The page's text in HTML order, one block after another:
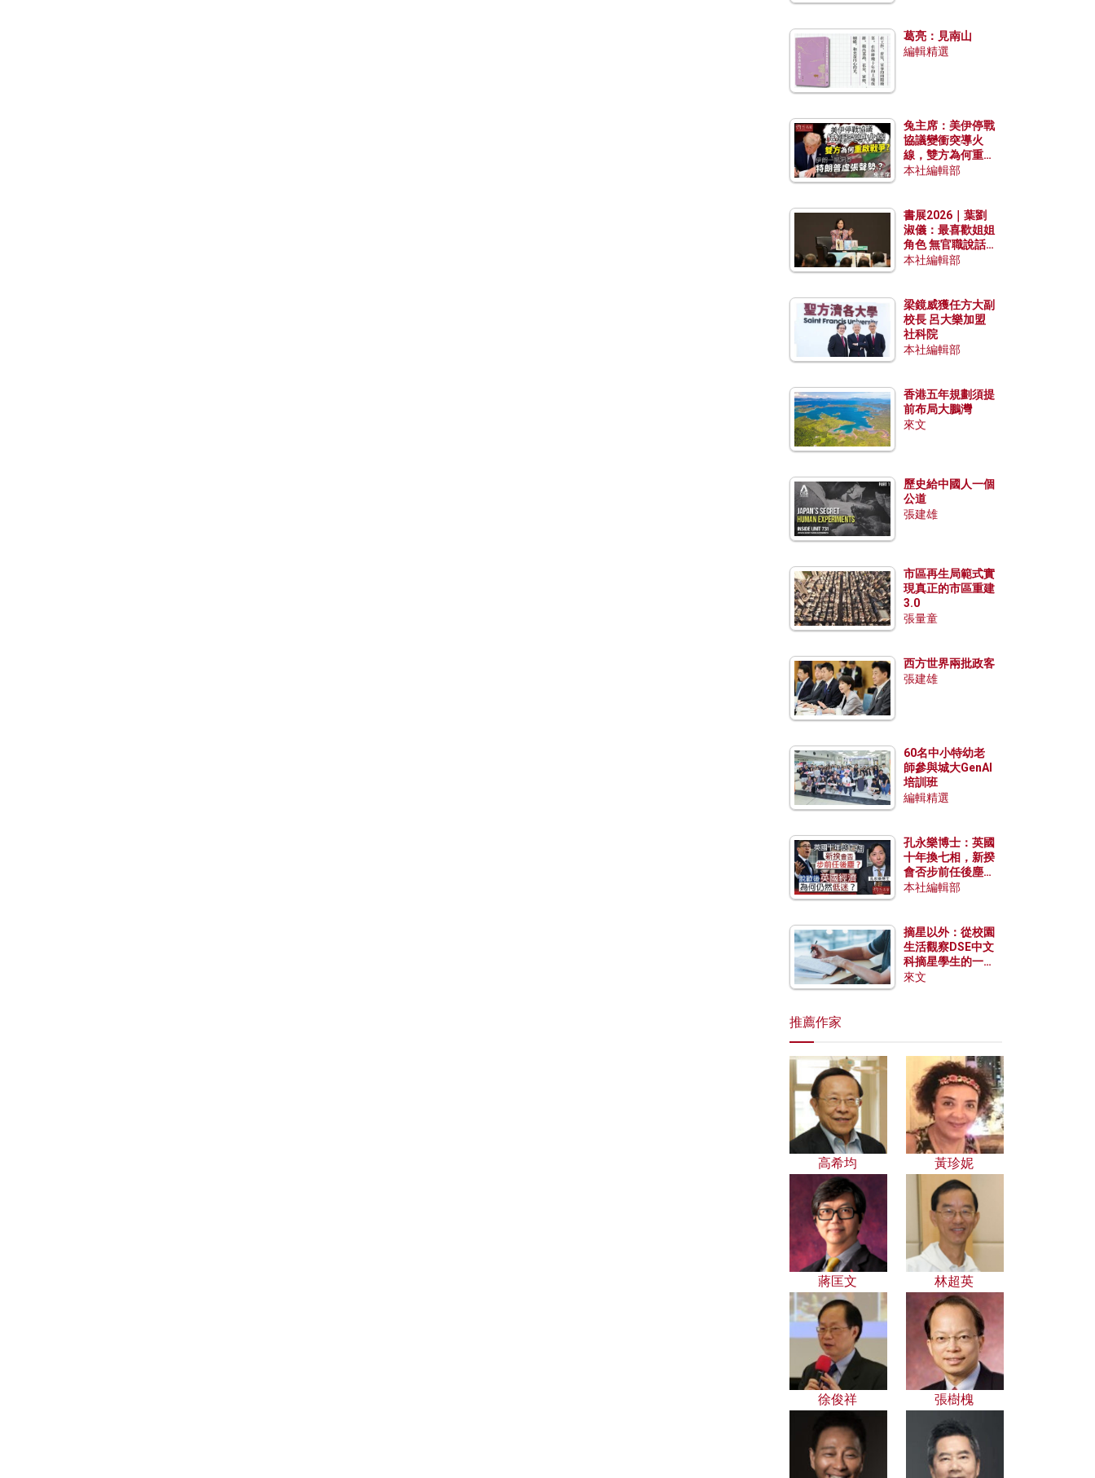
葛亮：見南山
編輯精選
兔主席：美伊停戰
協議變衝突導火
線，雙方為何重啟
戰爭？伊朗一早洞
本社編輯部
書展2026｜葉劉
淑儀：最喜歡姐姐
角色 無官職說話
包袱少
本社編輯部
梁鏡威獲任方大副
校長 呂大樂加盟
社科院
本社編輯部
香港五年規劃須提
前布局大鵬灣
來文
歷史給中國人一個
公道
張建雄
市區再生局範式實
現真正的市區重建
3.0
張量童
西方世界兩批政客
張建雄
60名中小特幼老
師參與城大GenAI
培訓班
編輯精選
孔永樂博士：英國
十年換七相，新揆
會否步前任後塵？
脫歐後英國經濟為
本社編輯部
摘星以外：從校園
生活觀察DSE中文
科摘星學生的一點
特質
來文
推薦作家
高希均 黃珍妮
蔣匡文 林超英
徐俊祥 張樹槐